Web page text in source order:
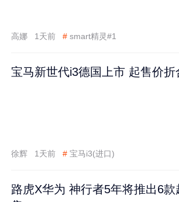
高娜 1天前 # smart精灵#1
宝马新世代i3德国上市 起售价折
徐辉 1天前 # 宝马i3(进口)
路虎X华为 神行者5年将推出6